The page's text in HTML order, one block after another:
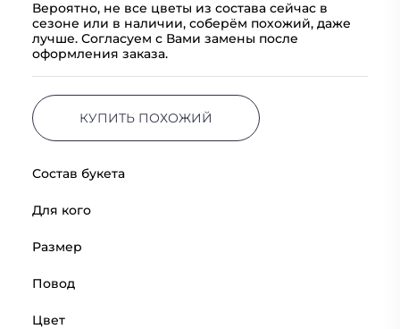
Вероятно, не все цветы из состава сейчас в
сезоне или в наличии, соберём похожий, даже
лучше. Согласуем с Вами замены после
оформления заказа.
КУПИТЬ ПОХОЖИЙ
Состав букета
Для кого
Размер
Повод
Цвет